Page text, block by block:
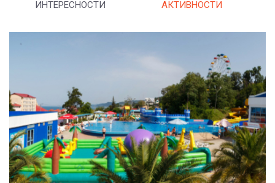
ИНТЕРЕСНОСТИ АКТИВНОСТИ